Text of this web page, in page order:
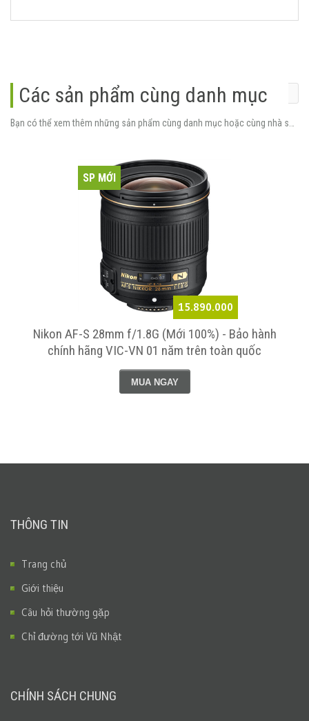
Các sản phẩm cùng danh mục
15.890.000
SP MỚI
Nikon AF-S 28mm f/1.8G (Mới 100%) - Bảo hành
chính hãng VIC-VN 01 năm trên toàn quốc
MUA NGAY
THÔNG TIN
Trang chủ
Giới thiệu
Câu hỏi thường gặp
Chỉ đường tới Vũ Nhật
CHÍNH SÁCH CHUNG